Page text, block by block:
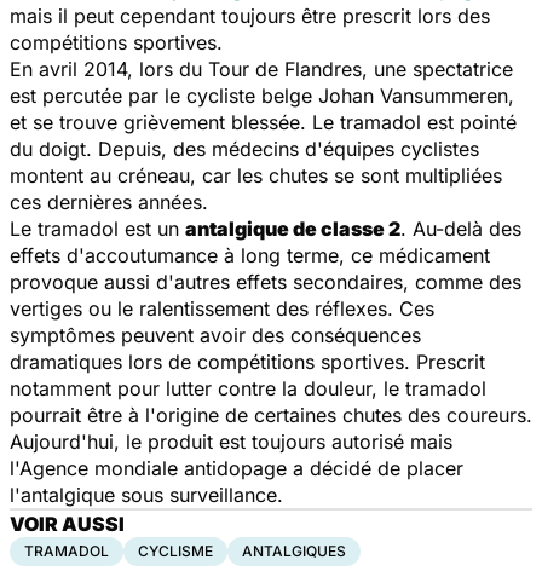
mais il peut cependant toujours être prescrit lors des
compétitions sportives.
En avril 2014, lors du Tour de Flandres, une spectatrice
est percutée par le cycliste belge Johan Vansummeren,
et se trouve grièvement blessée. Le tramadol est pointé
du doigt. Depuis, des médecins d'équipes cyclistes
montent au créneau, car les chutes se sont multipliées
ces dernières années.
Le tramadol est un antalgique de classe 2. Au-delà des
effets d'accoutumance à long terme, ce médicament
provoque aussi d'autres effets secondaires, comme des
vertiges ou le ralentissement des réflexes. Ces
symptômes peuvent avoir des conséquences
dramatiques lors de compétitions sportives. Prescrit
notamment pour lutter contre la douleur, le tramadol
pourrait être à l'origine de certaines chutes des coureurs.
Aujourd'hui, le produit est toujours autorisé mais
l'Agence mondiale antidopage a décidé de placer
l'antalgique sous surveillance.
VOIR AUSSI
TRAMADOL CYCLISME ANTALGIQUES